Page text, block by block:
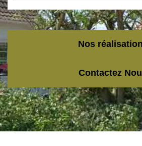
Nos
Contactez